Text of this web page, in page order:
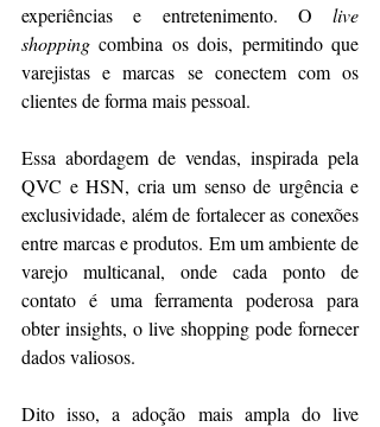
experiências e entretenimento. O live
shopping combina os dois, permitindo que
varejistas e marcas se conectem com os
clientes de forma mais pessoal.
Essa abordagem de vendas, inspirada pela
QVC e HSN, cria um senso de urgência e
exclusividade, além de fortalecer as conexões
entre marcas e produtos. Em um ambiente de
varejo multicanal, onde cada ponto de
contato é uma ferramenta poderosa para
obter insights, o live shopping pode fornecer
dados valiosos.
Dito isso, a adoção mais ampla do live